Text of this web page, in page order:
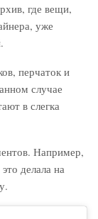
где вещи,
уже
перчаток и
случае
в слегка
Например,
делала на